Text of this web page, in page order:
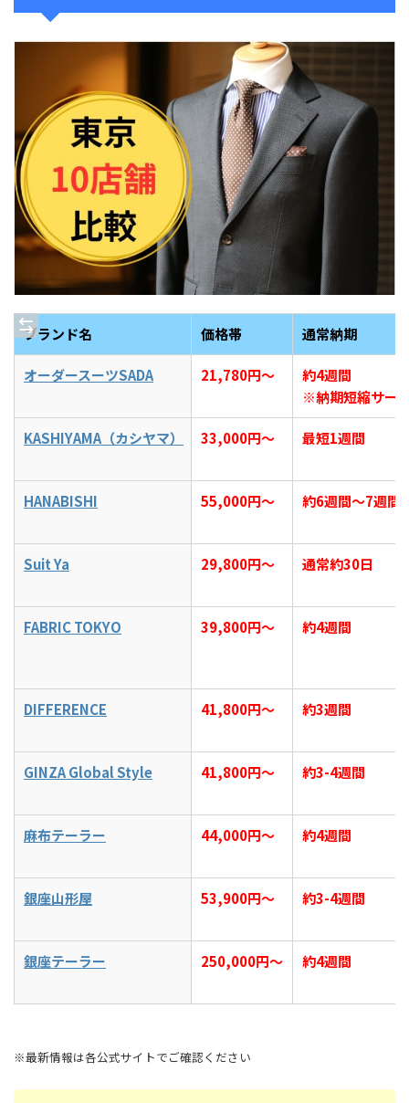
ブランド名 価格帯 通常納期
オーダースーツSADA 21,780円〜
約4週間
※納期短縮サー
KASHIYAMA（カシヤマ） 33,000円～ 最短1週間
HANABISHI 55,000円〜 約6週間〜7週間
Suit Ya 29,800円～ 通常約30日
FABRIC TOKYO 39,800円～ 約4週間
DIFFERENCE 41,800円～ 約3週間
GINZA Global Style 41,800円～ 約3-4週間
麻布テーラー 44,000円～ 約4週間
銀座山形屋 53,900円～ 約3-4週間
銀座テーラー 250,000円～ 約4週間
※最新情報は各公式サイトでご確認ください